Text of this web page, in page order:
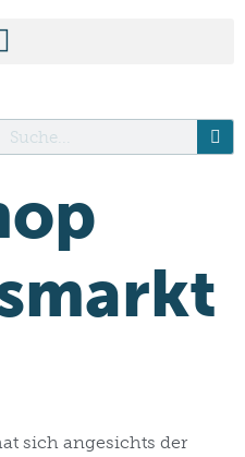
sich angesichts der